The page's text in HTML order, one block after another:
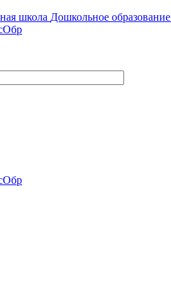
школа Дошкольное образование